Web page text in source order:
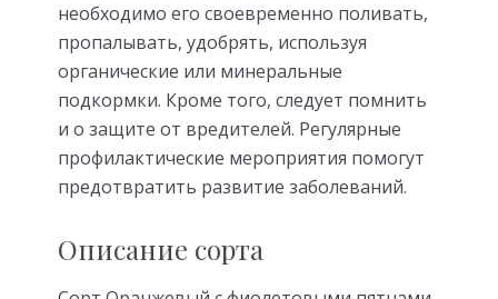
необходимо его своевременно поливать,
пропалывать, удобрять, используя
органические или минеральные
подкормки. Кроме того, следует помнить
и о защите от вредителей. Регулярные
профилактические мероприятия помогут
предотвратить развитие заболеваний.
Описание сорта